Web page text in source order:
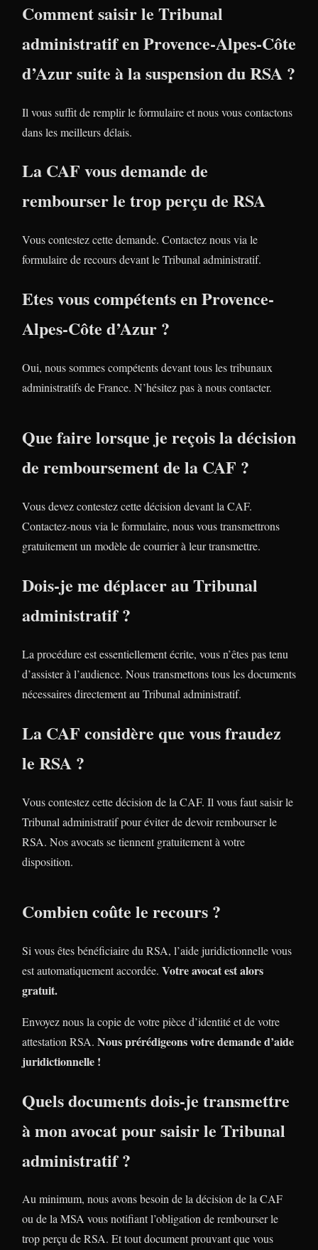
Comment saisir le Tribunal
administratif en Provence-Alpes-Côte
d’Azur suite à la suspension du RSA ?
Il vous suffit de remplir le formulaire et nous vous contactons
dans les meilleurs délais.
La CAF vous demande de
rembourser le trop perçu de RSA
Vous contestez cette demande. Contactez nous via le
formulaire de recours devant le Tribunal administratif.
Etes vous compétents en Provence-
Alpes-Côte d’Azur ?
Oui, nous sommes compétents devant tous les tribunaux
administratifs de France. N’hésitez pas à nous contacter.
Que faire lorsque je reçois la décision
de remboursement de la CAF ?
Vous devez contestez cette décision devant la CAF.
Contactez-nous via le formulaire, nous vous transmettrons
gratuitement un modèle de courrier à leur transmettre.
Dois-je me déplacer au Tribunal
administratif ?
La procédure est essentiellement écrite, vous n’êtes pas tenu
d’assister à l’audience. Nous transmettons tous les documents
nécessaires directement au Tribunal administratif.
La CAF considère que vous fraudez
le RSA ?
Vous contestez cette décision de la CAF. Il vous faut saisir le
Tribunal administratif pour éviter de devoir rembourser le
RSA. Nos avocats se tiennent gratuitement à votre
disposition.
Combien coûte le recours ?
Si vous êtes bénéficiaire du RSA, l’aide juridictionnelle vous
est automatiquement accordée. Votre avocat est alors
gratuit.
Envoyez nous la copie de votre pièce d’identité et de votre
attestation RSA. Nous prérédigeons votre demande d’aide
juridictionnelle !
Quels documents dois-je transmettre
à mon avocat pour saisir le Tribunal
administratif ?
Au minimum, nous avons besoin de la décision de la CAF
ou de la MSA vous notifiant l’obligation de rembourser le
trop perçu de RSA. Et tout document prouvant que vous